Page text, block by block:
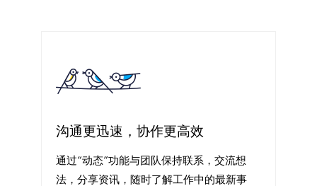
沟通更迅速，协作更高效
通过“动态”功能与团队保持联系，交流想
法，分享资讯，随时了解工作中的最新事